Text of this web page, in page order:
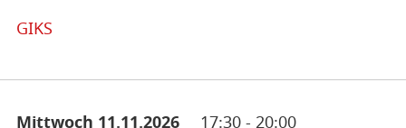
GIKS
Mittwoch 11.11.2026 17:30 - 20:00